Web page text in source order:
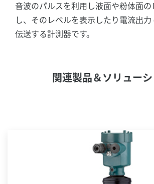
音波のパルスを利用し液面や粉体面
し、そのレベルを表示したり電流出
伝送する計測器です。
関連製品＆ソリュー